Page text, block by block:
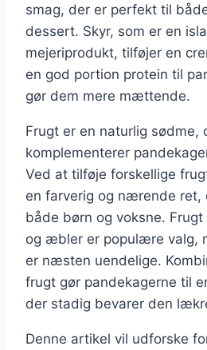
smag, der er perfekt til
dessert. Skyr, som er en
mejeriprodukt, tilføjer en
en god portion protein til
gør dem mere mættende.
Frugt er en naturlig sødme,
komplementerer
Ved at tilføje forskellige
en farverig og nærende ret,
både børn og voksne.
og æbler er populære valg,
er næsten uendelige.
frugt gør pandekagerne til
der stadig bevarer den
Denne artikel vil udforske